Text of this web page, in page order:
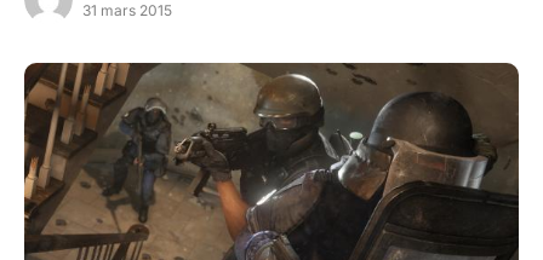
31 mars 2015